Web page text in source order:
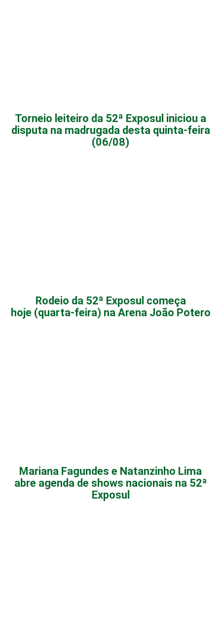
Torneio leiteiro da 52ª Exposul iniciou a
disputa na madrugada desta quinta-feira
(06/08)
Rodeio da 52ª Exposul começa
hoje (quarta-feira) na Arena João Potero
Mariana Fagundes e Natanzinho Lima
abre agenda de shows nacionais na 52ª
Exposul